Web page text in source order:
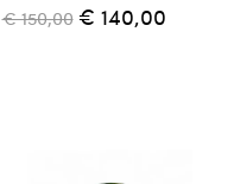
€ 150,00 € 140,00